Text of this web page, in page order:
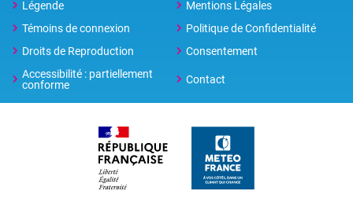
Légende
Mentions Légales
Témoins de connexion
Politique de Confidentialité
Droits de Reproduction
Consentement
Accessibilité : partiellement
conforme
Contact